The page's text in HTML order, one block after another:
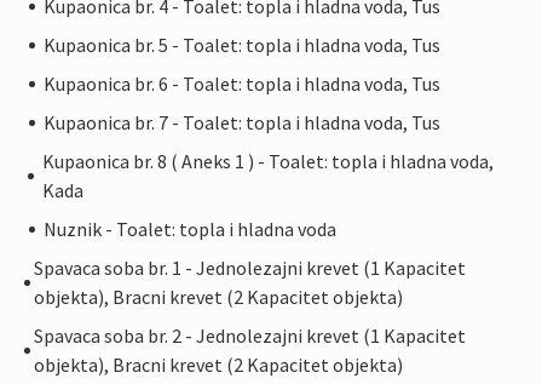
Kupaonica br. 4 - Toalet: topla i hladna voda, Tus
Kupaonica br. 5 - Toalet: topla i hladna voda, Tus
Kupaonica br. 6 - Toalet: topla i hladna voda, Tus
Kupaonica br. 7 - Toalet: topla i hladna voda, Tus
Kupaonica br. 8 ( Aneks 1 ) - Toalet: topla i hladna voda,
Kada
Nuznik - Toalet: topla i hladna voda
Spavaca soba br. 1 - Jednolezajni krevet (1 Kapacitet
objekta), Bracni krevet (2 Kapacitet objekta)
Spavaca soba br. 2 - Jednolezajni krevet (1 Kapacitet
objekta), Bracni krevet (2 Kapacitet objekta)